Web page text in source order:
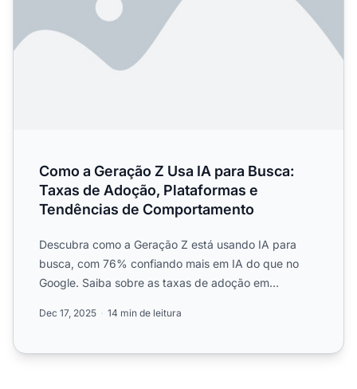
Como a Geração Z Usa IA para Busca:
Taxas de Adoção, Plataformas e
Tendências de Comportamento
Descubra como a Geração Z está usando IA para
busca, com 76% confiando mais em IA do que no
Google. Saiba sobre as taxas de adoção em
Dec 17, 2025 14 min de leitura